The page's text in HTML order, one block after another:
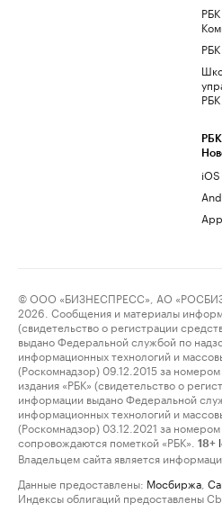
РБК
РБК
РБК
iOS
© ООО «БИЗНЕСПРЕСС», АО
2026. Сообщения и материалы
(свидетельство о регистрации
выдано Федеральной службой по
информационных технологий и
(Роскомнадзор) 09.12.2015 за
издания «РБК» (свидетельство о
информации выдано Федеральной
информационных технологий и
(Роскомнадзор) 03.12.2021 за
сопровождаются пометкой «РБК».
18+
Владельцем сайта является
Данные предоставлены: Мосбиржа
Индексы облигаций предоставлены